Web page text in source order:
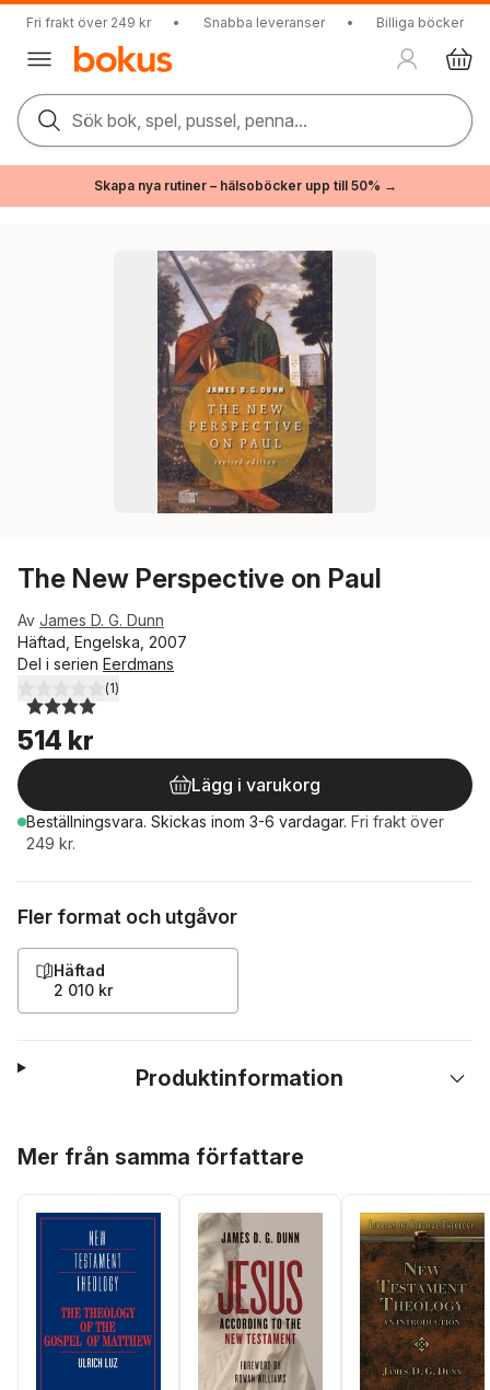
Fri frakt över 249 kr • Snabba leveranser • Billiga böcker
Sök bok, spel, pussel, penna...
Skapa nya rutiner – hälsoböcker upp till 50% →
The New Perspective on Paul
Av James D. G. Dunn
Häftad, Engelska, 2007
Del i serien Eerdmans
4,0utav 5 stjärnor. Totalt antal röster:
(1)
514 kr
Lägg i varukorg
Beställningsvara. Skickas inom 3-6 vardagar. Fri frakt över
249 kr.
Fler format och utgåvor
Häftad
2 010 kr
Produktinformation
Mer från samma författare